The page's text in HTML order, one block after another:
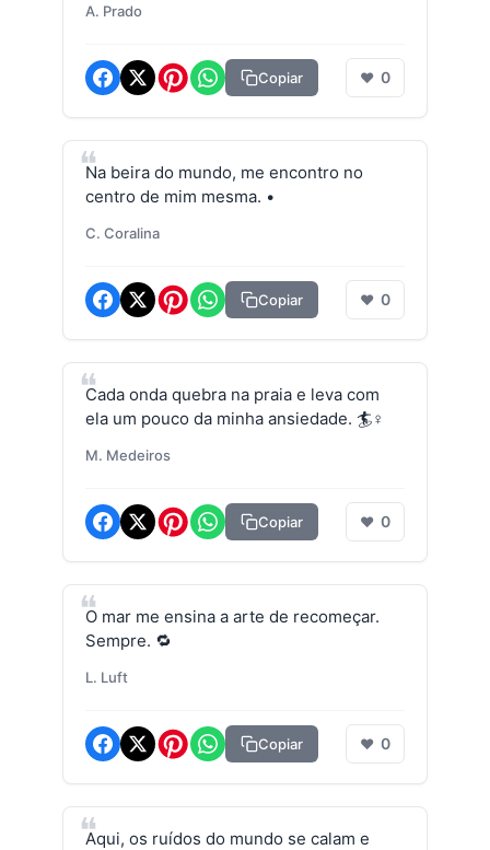
A. Prado
Copiar ❤ 0
Na beira do mundo, me encontro no
centro de mim mesma. •
C. Coralina
Copiar ❤ 0
Cada onda quebra na praia e leva com
ela um pouco da minha ansiedade. 🏄♀️
M. Medeiros
Copiar ❤ 0
O mar me ensina a arte de recomeçar.
Sempre. 🔁
L. Luft
Copiar ❤ 0
Aqui, os ruídos do mundo se calam e